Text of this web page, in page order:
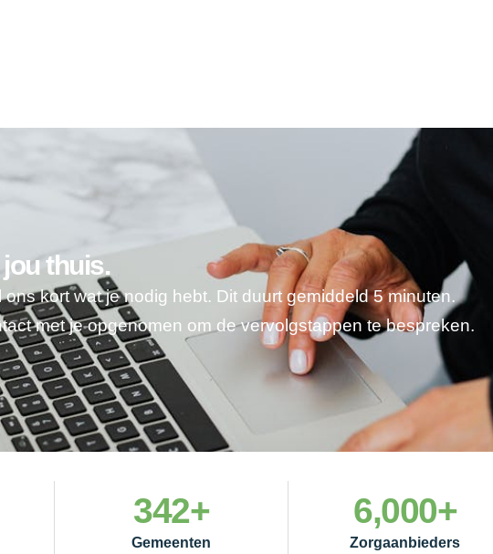
thuis.
kort wat je nodig hebt. Dit duurt gemiddeld 5 minuten.
met je opgenomen om de vervolgstappen te bespreken.
Gemeenten
342+
Zorgaanbieders
6,000+